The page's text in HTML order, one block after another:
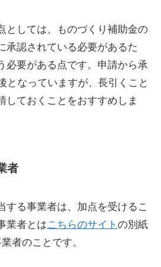
としては、ものづくり補助金の
承認されている必要があるた
必要がある点です。申請から承
となっていますが、長引くこと
しておくことをおすすめしま
者
する事業者は、加点を受けるこ
業者とはこちらのサイト の別紙
者のことです。